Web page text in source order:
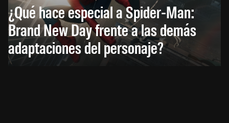
¿Qué hace especial a Spider-Man:
Brand New Day frente a las demás
adaptaciones del personaje?